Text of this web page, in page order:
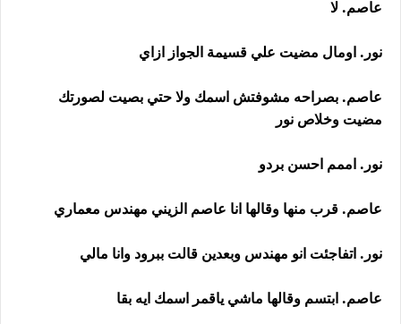
عاصم. لا
نور. اومال مضيت علي قسيمة الجواز ازاي
عاصم. بصراحه مشوفتش اسمك ولا حتي بصيت لصورتك
مضيت وخلاص نور
نور. اممم احسن بردو
عاصم. قرب منها وقالها انا عاصم الزيني مهندس معماري
نور. اتفاجئت انو مهندس وبعدين قالت ببرود وانا مالي
عاصم. ابتسم وقالها ماشي ياقمر اسمك ايه بقا